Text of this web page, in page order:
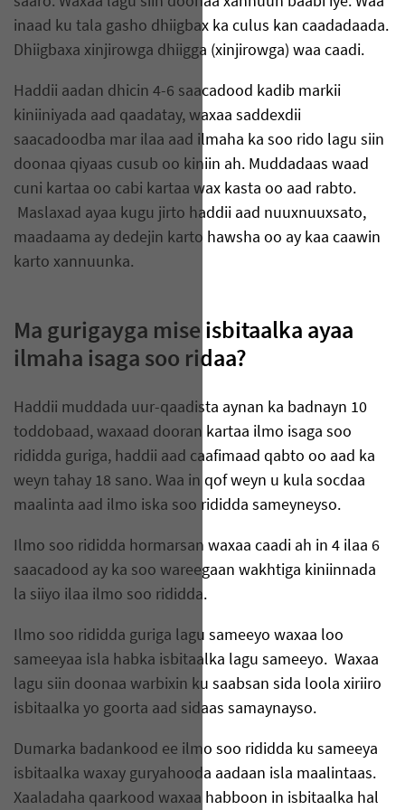
inaad ku tala gasho dhiigbax ka culus kan caadadaada.
Dhiigbaxa xinjirowga dhiigga (xinjirowga) waa caadi.
Haddii aadan dhicin 4-6 saacadood kadib markii
kiniiniyada aad qaadatay, waxaa saddexdii
saacadoodba mar ilaa aad ilmaha ka soo rido lagu siin
doonaa qiyaas cusub oo kiniin ah. Muddadaas waad
cuni kartaa oo cabi kartaa wax kasta oo aad rabto.
Maslaxad ayaa kugu jirto haddii aad nuuxnuuxsato,
maadaama ay dedejin karto hawsha oo ay kaa caawin
karto xannuunka.
Ma gurigayga mise isbitaalka ayaa
ilmaha isaga soo ridaa?
Haddii muddada uur-qaadista aynan ka badnayn 10
toddobaad, waxaad dooran kartaa ilmo isaga soo
rididda guriga, haddii aad caafimaad qabto oo aad ka
weyn tahay 18 sano. Waa in qof weyn u kula socdaa
maalinta aad ilmo iska soo rididda sameyneyso.
Ilmo soo rididda hormarsan waxaa caadi ah in 4 ilaa 6
saacadood ay ka soo wareegaan wakhtiga kiniinnada
la siiyo ilaa ilmo soo rididda.
Ilmo soo rididda guriga lagu sameeyo waxaa loo
sameeyaa isla habka isbitaalka lagu sameeyo. Waxaa
lagu siin doonaa warbixin ku saabsan sida loola xiriiro
isbitaalka yo goorta aad sidaas samaynayso.
Dumarka badankood ee ilmo soo rididda ku sameeya
isbitaalka waxay guryahooda aadaan isla maalintaas.
Xaaladaha qaarkood waxaa habboon in isbitaalka hal